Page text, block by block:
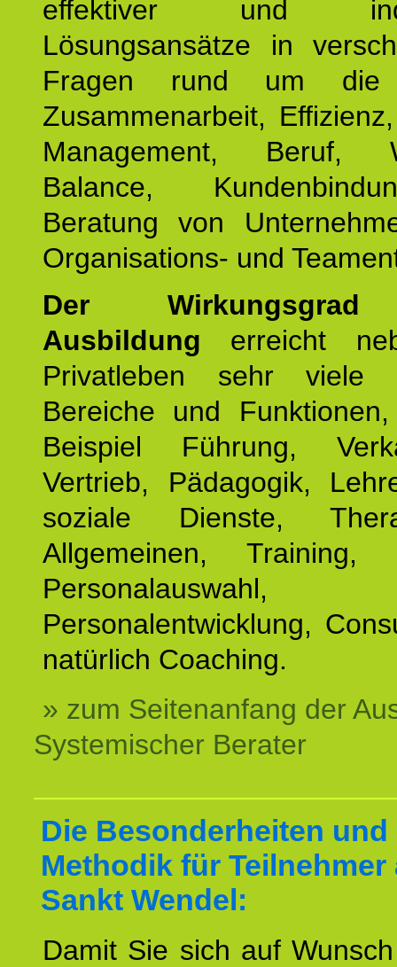
effektiver und
Lösungsansätze in
Fragen rund um die
Zusammenarbeit,
Management, Beruf,
Balance,
Beratung von
Organisations- und
Der
Ausbildung erreicht
Privatleben sehr viele
Bereiche und
Beispiel Führung,
Vertrieb, Pädagogik,
soziale Dienste,
Allgemeinen, Training,
Personalauswahl,
Personalentwicklung,
natürlich Coaching.
» zum Seitenanfang der
Systemischer Berater
Die Besonderheiten und
Methodik für Teilnehmer
Sankt Wendel:
Damit Sie sich auf